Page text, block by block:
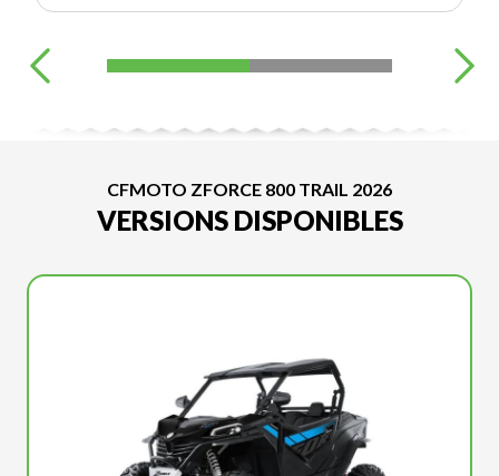
CFMOTO ZFORCE 800 TRAIL 2026
VERSIONS DISPONIBLES